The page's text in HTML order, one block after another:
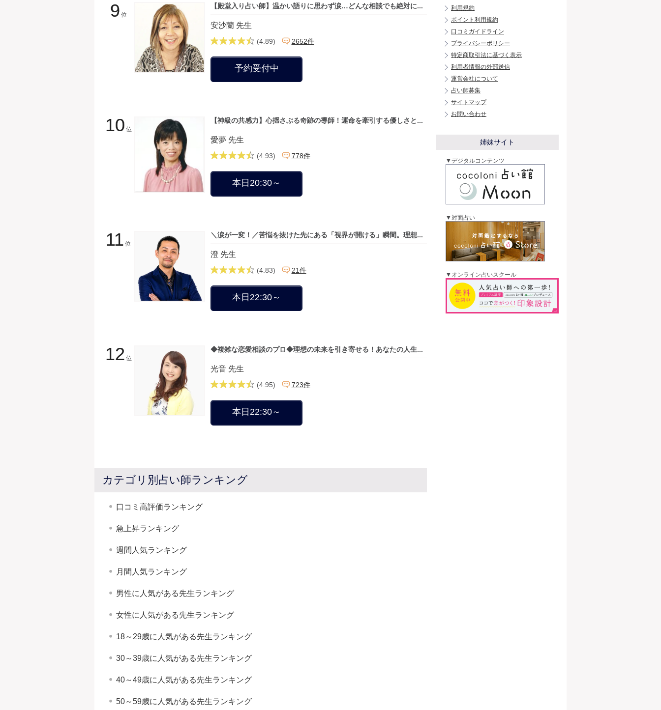
9 位
【殿堂入り占い師】温かい語りに思わず涙…どんな相談でも絶対に...
安沙蘭 先生
(4.89) 2652件
予約受付中
10 位
【神級の共感力】心揺さぶる奇跡の導師！運命を牽引する優しさと...
愛夢 先生
(4.93) 778件
本日20:30～
11 位
＼涙が一変！／苦悩を抜けた先にある「視界が開ける」瞬間。理想...
澄 先生
(4.83) 21件
本日22:30～
12 位
◆複雑な恋愛相談のプロ◆理想の未来を引き寄せる！あなたの人生...
光音 先生
(4.95) 723件
本日22:30～
カテゴリ別占い師ランキング
口コミ高評価ランキング
急上昇ランキング
週間人気ランキング
月間人気ランキング
男性に人気がある先生ランキング
女性に人気がある先生ランキング
18～29歳に人気がある先生ランキング
30～39歳に人気がある先生ランキング
40～49歳に人気がある先生ランキング
50～59歳に人気がある先生ランキング
利用規約
ポイント利用規約
口コミガイドライン
プライバシーポリシー
特定商取引法に基づく表示
利用者情報の外部送信
運営会社について
占い師募集
サイトマップ
お問い合わせ
姉妹サイト
▼デジタルコンテンツ
▼対面占い
▼オンライン占いスクール